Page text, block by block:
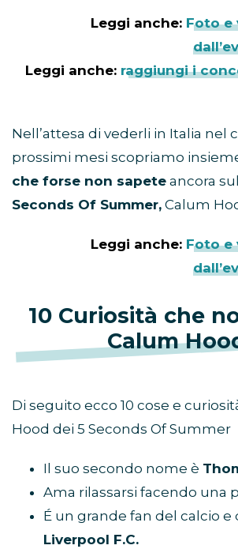
Leggi anche: Foto e
Leggi anche: raggiungi i
Nell’attesa di vederli in Italia nel
prossimi mesi scopriamo
che forse non sapete ancora
Seconds Of Summer, Calum
Leggi anche: Foto e
10 Curiosità che
Calum
Di seguito ecco 10 cose e
Hood dei 5 Seconds Of Summer
Il suo secondo nome è
Ama rilassarsi facendo una
É un grande fan del calcio e
Liverpool F.C.